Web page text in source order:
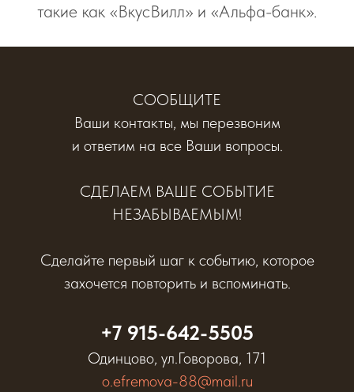
такие как «ВкусВилл» и «Альфа-банк».
СООБЩИТЕ
Ваши контакты, мы перезвоним
и ответим на все Ваши вопросы.
СДЕЛАЕМ ВАШЕ СОБЫТИЕ
НЕЗАБЫВАЕМЫМ!
Сделайте первый шаг к событию, которое
захочется повторить и вспоминать.
+7 915-642-5505
Одинцово, ул.Говорова, 171
o.efremova-88@mail.ru